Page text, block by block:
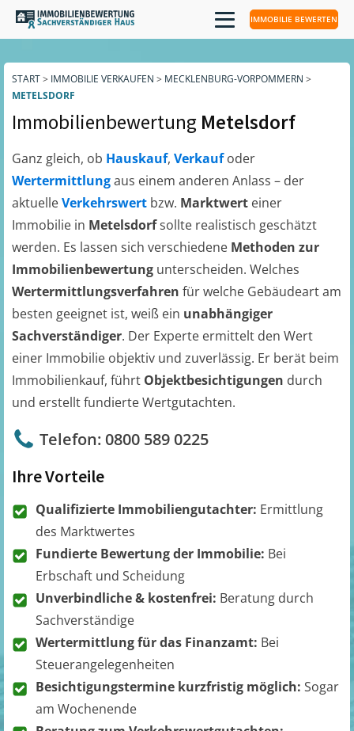
IMMOBILIE BEWERTEN
START> IMMOBILIE VERKAUFEN > MECKLENBURG-VORPOMMERN >
METELSDORF
Immobilienbewertung Metelsdorf
Ganz gleich, ob Hauskauf, Verkaufoder
Wertermittlungaus einem anderen Anlass – der
aktuelleVerkehrswert bzw. Marktwert einer
Immobilie in Metelsdorfsollte realistisch geschätzt
werden. Es lassen sich verschiedene Methoden zur
Immobilienbewertung unterscheiden. Welches
Wertermittlungsverfahren für welche Gebäudeart am
besten geeignet ist, weiß ein unabhängiger
Sachverständiger. Der Experte ermittelt den Wert
einer Immobilie objektiv und zuverlässig. Er berät beim
Immobilienkauf, führt Objektbesichtigungen durch
und erstellt fundierte Wertgutachten.
Telefon: 0800 589 0225
Ihre Vorteile
Qualifizierte Immobiliengutachter: Ermittlung
des Marktwertes
Fundierte Bewertung der Immobilie: Bei
Erbschaft und Scheidung
Unverbindliche & kostenfrei: Beratung durch
Sachverständige
Wertermittlung für das Finanzamt: Bei
Steuerangelegenheiten
Besichtigungstermine kurzfristig möglich: Sogar
am Wochenende